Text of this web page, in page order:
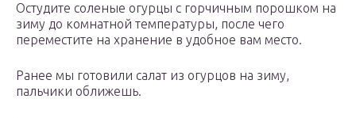
Остудите соленые огурцы с горчичным порошком на
зиму до комнатной температуры, после чего
переместите на хранение в удобное вам место.
Ранее мы готовили салат из огурцов на зиму,
пальчики оближешь.